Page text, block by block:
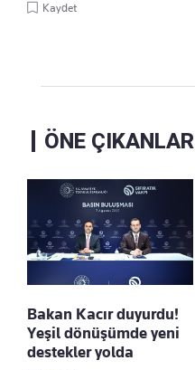
Kaydet
ÖNE ÇIKANLAR
Bakan Kacır duyurdu!
Yeşil dönüşümde yeni
destekler yolda